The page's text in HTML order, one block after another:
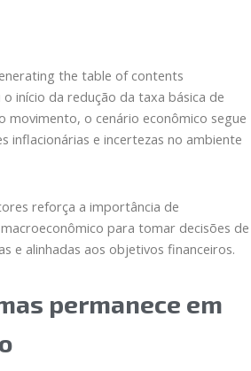
the table of contents
início da redução da taxa básica de
movimento, o cenário econômico segue
inflacionárias e incertezas no ambiente
reforça a importância de
para tomar decisões de
e alinhadas aos objetivos financeiros.
permanece em